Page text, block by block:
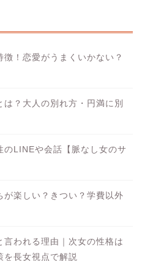
！恋愛がうまくいかない？
？大人の別れ方・円満に別
のLINEや会話【脈なし女のサ
が楽しい？きつい？学費以外
われる理由｜次女の性格は
を長女視点で解説